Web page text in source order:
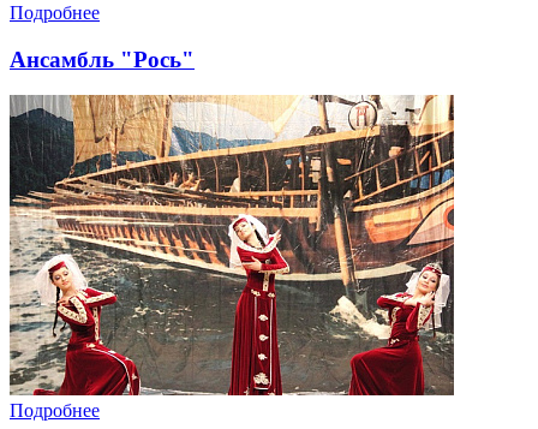
Подробнее
Ансамбль "Рось"
Подробнее